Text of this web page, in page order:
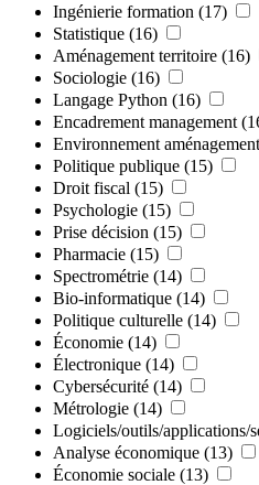
Ingénierie formation (17)
Statistique (16)
Aménagement territoire (16)
Sociologie (16)
Langage Python (16)
Encadrement management
Environnement aménagement
Politique publique (15)
Droit fiscal (15)
Psychologie (15)
Prise décision (15)
Pharmacie (15)
Spectrométrie (14)
Bio-informatique (14)
Politique culturelle (14)
Économie (14)
Électronique (14)
Cybersécurité (14)
Métrologie (14)
Logiciels/outils/applications/
Analyse économique (13)
Économie sociale (13)